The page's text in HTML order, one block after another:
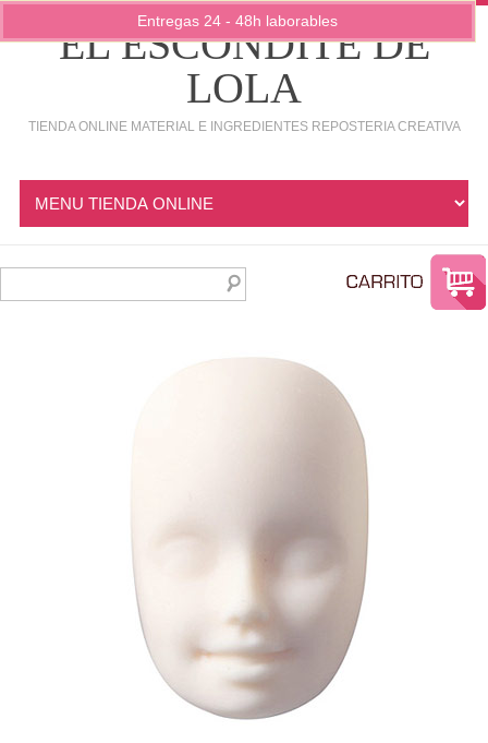
EL ESCONDITE DE
LOLA
TIENDA ONLINE MATERIAL E INGREDIENTES REPOSTERIA CREATIVA
Entregas 24 - 48h laborables